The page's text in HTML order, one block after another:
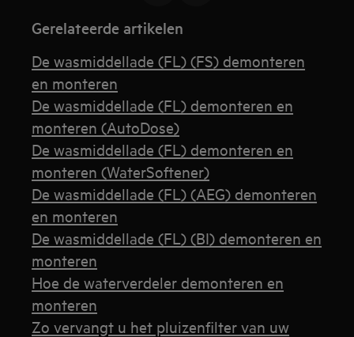
Gerelateerde artikelen
De wasmiddellade (FL) (FS) demonteren
en monteren
De wasmiddellade (FL) demonteren en
monteren (AutoDose)
De wasmiddellade (FL) demonteren en
monteren (WaterSoftener)
De wasmiddellade (FL) (AEG) demonteren
en monteren
De wasmiddellade (FL) (BI) demonteren en
monteren
Hoe de waterverdeler demonteren en
monteren
Zo vervangt u het pluizenfilter van uw